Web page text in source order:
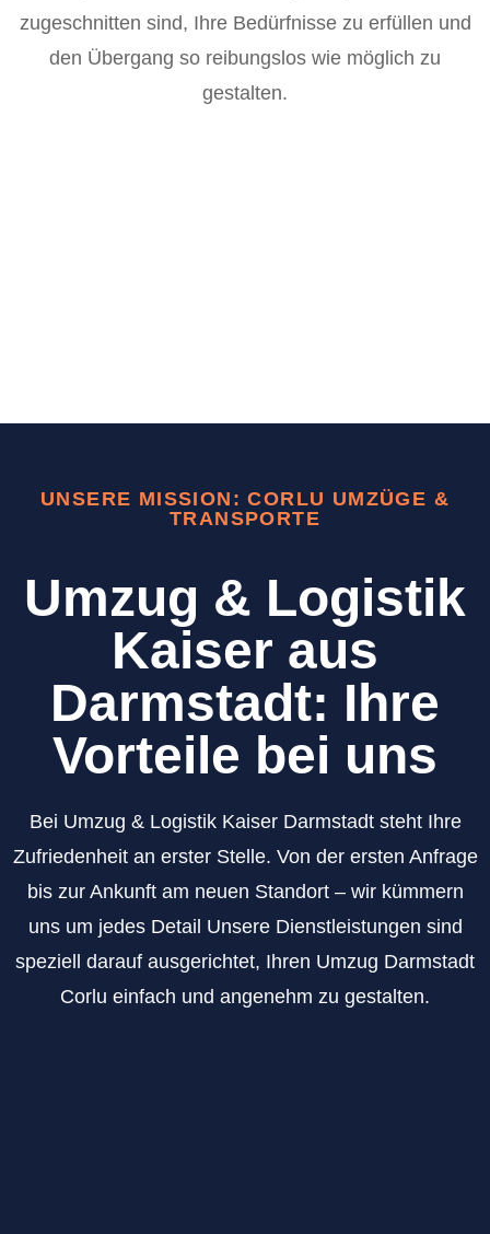
zugeschnitten sind, Ihre Bedürfnisse zu erfüllen und
den Übergang so reibungslos wie möglich zu
gestalten.
UNSERE MISSION: CORLU UMZÜGE &
TRANSPORTE
Umzug & Logistik
Kaiser aus
Darmstadt: Ihre
Vorteile bei uns
Bei Umzug & Logistik Kaiser Darmstadt steht Ihre
Zufriedenheit an erster Stelle. Von der ersten Anfrage
bis zur Ankunft am neuen Standort – wir kümmern
uns um jedes Detail Unsere Dienstleistungen sind
speziell darauf ausgerichtet, Ihren Umzug Darmstadt
Corlu einfach und angenehm zu gestalten.